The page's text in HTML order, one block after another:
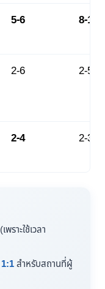
5-6 8-10
2-6 2-5
2-4 2-3
(เพราะใช้เวลา
1:1สำหรับสถานที่ผู้